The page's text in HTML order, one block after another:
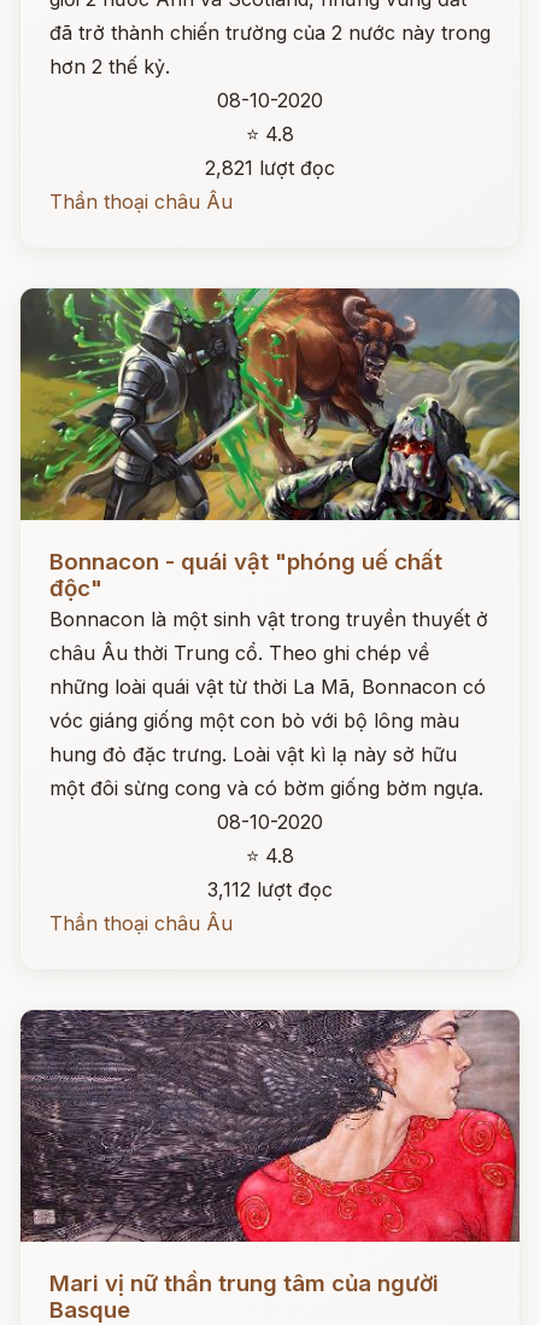
đã trở thành chiến trường của 2 nước này trong
hơn 2 thế kỷ.
08-10-2020
⭐ 4.8
2,821 lượt đọc
Thần thoại châu Âu
Bonnacon - quái vật "phóng uế chất
độc"
Bonnacon là một sinh vật trong truyền thuyết ở
châu Âu thời Trung cổ. Theo ghi chép về
những loài quái vật từ thời La Mã, Bonnacon có
vóc giáng giống một con bò với bộ lông màu
hung đỏ đặc trưng. Loài vật kì lạ này sở hữu
một đôi sừng cong và có bờm giống bờm ngựa.
08-10-2020
⭐ 4.8
3,112 lượt đọc
Thần thoại châu Âu
Mari vị nữ thần trung tâm của người
Basque